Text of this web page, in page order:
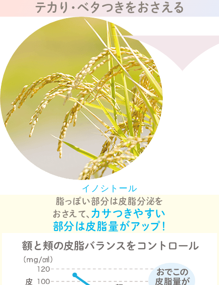
テカり・ベタつきをおさえる
イノシトール
脂っぽい部分は皮脂分泌を
おさえて、 カサつきやすい
部分は皮脂量がアップ！